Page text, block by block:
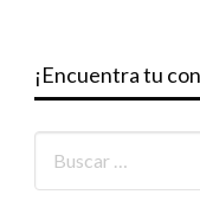
¡Encuentra tu